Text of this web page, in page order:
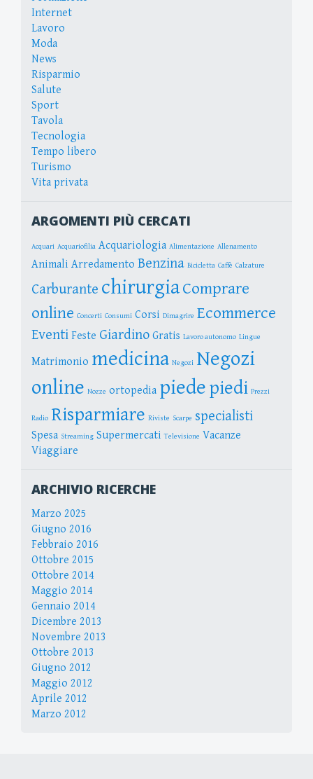
Internet
Lavoro
Moda
News
Risparmio
Salute
Sport
Tavola
Tecnologia
Tempo libero
Turismo
Vita privata
ARGOMENTI PIÙ CERCATI
Acquari Acquariofilia Acquariologia Alimentazione Allenamento
Animali Arredamento Benzina Bicicletta Caffè Calzature
Carburante chirurgiaComprare
online Concerti Consumi Corsi Dimagrire Ecommerce
Eventi Feste Giardino Gratis Lavoro autonomo Lingue
Matrimonio medicina Negozi Negozi
online Nozze ortopedia piedepiedi Prezzi
Radio Risparmiare Riviste Scarpe specialisti
Spesa Streaming Supermercati Televisione Vacanze
Viaggiare
ARCHIVIO RICERCHE
Marzo 2025
Giugno 2016
Febbraio 2016
Ottobre 2015
Ottobre 2014
Maggio 2014
Gennaio 2014
Dicembre 2013
Novembre 2013
Ottobre 2013
Giugno 2012
Maggio 2012
Aprile 2012
Marzo 2012